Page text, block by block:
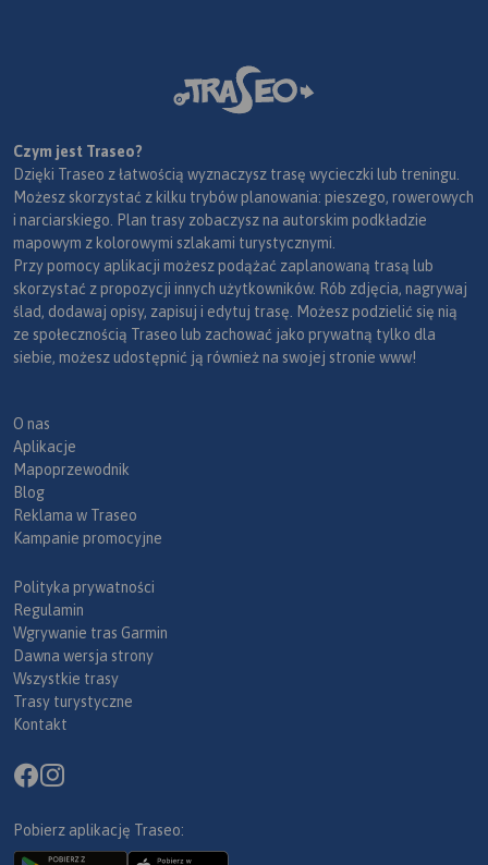
Czym jest Traseo?
Dzięki Traseo z łatwością wyznaczysz trasę wycieczki lub treningu.
Możesz skorzystać z kilku trybów planowania: pieszego, rowerowych
i narciarskiego. Plan trasy zobaczysz na autorskim podkładzie
mapowym z kolorowymi szlakami turystycznymi.
Przy pomocy aplikacji możesz podążać zaplanowaną trasą lub
skorzystać z propozycji innych użytkowników. Rób zdjęcia, nagrywaj
ślad, dodawaj opisy, zapisuj i edytuj trasę. Możesz podzielić się nią
ze społecznością Traseo lub zachować jako prywatną tylko dla
siebie, możesz udostępnić ją również na swojej stronie www!
O nas
Aplikacje
Mapoprzewodnik
Blog
Reklama w Traseo
Kampanie promocyjne
Polityka prywatności
Regulamin
Wgrywanie tras Garmin
Dawna wersja strony
Wszystkie trasy
Trasy turystyczne
Kontakt
Pobierz aplikację Traseo: